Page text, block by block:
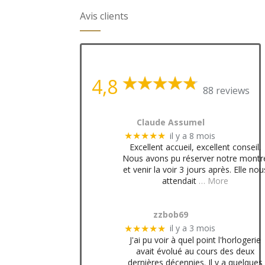
Avis clients
4,8 88 reviews
Claude Assumel
★★★★★ il y a 8 mois
Excellent accueil, excellent conseil.
Nous avons pu réserver notre
et venir la voir 3 jours après. Elle
attendait … More
zzbob69
★★★★★ il y a 3 mois
J'ai pu voir à quel point l'horlogerie
avait évolué au cours des deux
dernières décennies. Il y a quelques